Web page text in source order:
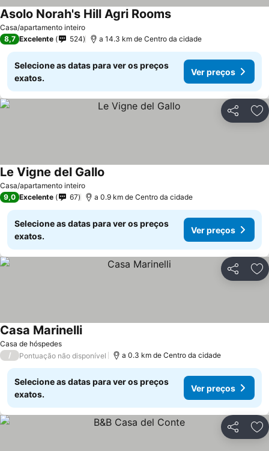
Casa/apartamento inteiro
Asolo Norah's Hill Agri Rooms
8,7 Excelente 524 a 14.3 km de Centro da cidade
Selecione as datas para ver os preços
exatos.
Ver preços
Partilhar
Casa/apartamento inteiro
Le Vigne del Gallo
9,0 Excelente 67 a 0.9 km de Centro da cidade
Selecione as datas para ver os preços
exatos.
Ver preços
Partilhar
Casa de hóspedes
Casa Marinelli
/ Pontuação não disponível a 0.3 km de Centro da cidade
Selecione as datas para ver os preços
exatos.
Ver preços
Partilhar